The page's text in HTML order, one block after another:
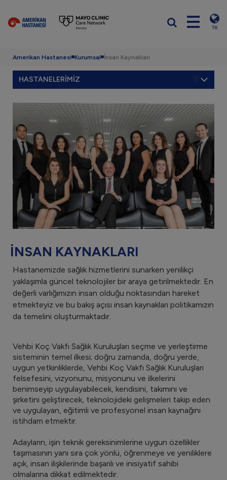
TR
Amerikan Hastanesi Kurumsal İnsan Kaynakları
HASTANELERİMİZ
İNSAN KAYNAKLARI
Hastanemizde sağlık hizmetlerini sunarken yenilikçi
yaklaşımla güncel teknolojiler bir araya getirilmektedir. En
değerli varlığımızın insan olduğu noktasından hareket
etmekteyiz ve bu bakış açısı insan kaynakları politikamızın
da temelini oluşturmaktadır.
Vehbi Koç Vakfı Sağlık Kuruluşları seçme ve yerleştirme
sisteminin temel ilkesi; doğru zamanda, doğru yerde,
uygun yetkinliklerde, Vehbi Koç Vakfı Sağlık Kuruluşları
felsefesini, vizyonunu, misyonunu ve ilkelerini
benimseyip uygulayabilecek, kendisini, takımını ve
şirketini geliştirecek, teknolojideki gelişmeleri takip eden
ve uygulayan, eğitimli ve profesyonel insan kaynağını
istihdam etmektir.
Adayların, işin teknik gereksinimlerine uygun özellikler
taşımasının yanı sıra çok yönlü, öğrenmeye ve yeniliklere
açık, insan ilişkilerinde başarılı ve inisiyatif sahibi
olmalarına dikkat edilmektedir.